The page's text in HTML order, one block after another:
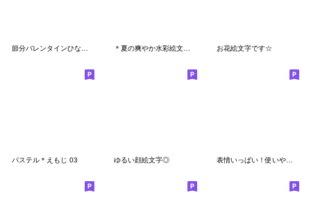
お花絵文字です☆
パステル＊えもじ 03 ゆるい顔絵文字◎ 表情いっぱい！使いやすいゆるクマ絵文字